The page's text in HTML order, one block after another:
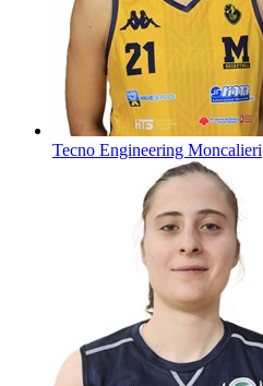
Tecno Engineering Moncalieri